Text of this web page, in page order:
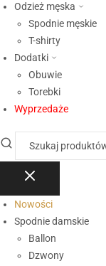
Odzież męska
Spodnie męskie
T-shirty
Dodatki
Obuwie
Torebki
Wyprzedaże
Nowości
Spodnie damskie
Ballon
Dzwony